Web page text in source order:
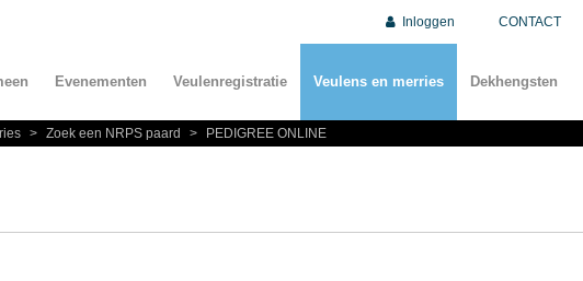
Inloggen CONTACT
Evenementen Veulenregistratie Veulens en merries Dekhengsten
> Zoek een NRPS paard > PEDIGREE ONLINE